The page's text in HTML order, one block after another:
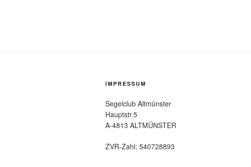
IMPRESSUM
Segelclub Altmünster
Hauptstr.5
A-4813 ALTMÜNSTER
ZVR-Zahl: 540728893